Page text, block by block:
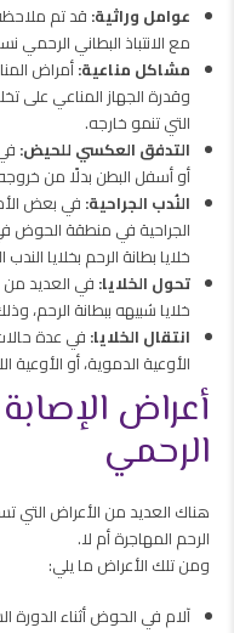
عوامل وراثية: قد تم
مع الانتباذ البطاني الرحمي
مشاكل مناعية:أمراض
وقدرة الجهاز المناعي على
التي تنمو خارجه.
التدفق العكسي للحيض:
أو أسفل البطن بدلًا من
النُدب الجراحية: في بعض
الجراحية في منطقة الحوض
خلايا بطانة الرحم بخلايا الندب
تحول الخلايا: في العديد من
خلايا شبيهه ببطانة الرحم،
انتقال الخلايا: في عدة
الأوعية الدموية، أو
أعراض الإصابة
الرحمي
هناك العديد من الأعراض التي
الرحم المهاجرة أم لا.
ومن تلك الأعراض ما يلي:
آلام في الحوض أثناء الدورة